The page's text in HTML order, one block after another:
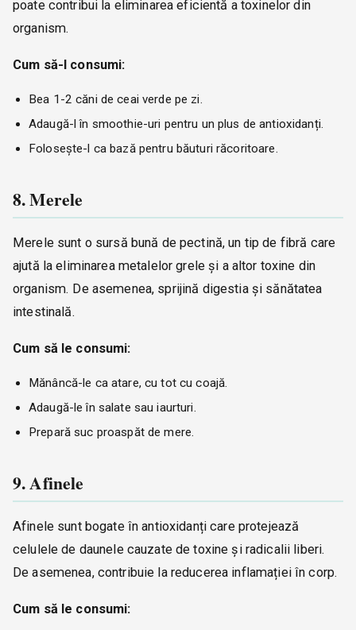
poate contribui la eliminarea eficientă a toxinelor din
organism.
Cum să-l consumi:
Bea 1-2 căni de ceai verde pe zi.
Adaugă-l în smoothie-uri pentru un plus de antioxidanți.
Folosește-l ca bază pentru băuturi răcoritoare.
8. Merele
Merele sunt o sursă bună de pectină, un tip de fibră care
ajută la eliminarea metalelor grele și a altor toxine din
organism. De asemenea, sprijină digestia și sănătatea
intestinală.
Cum să le consumi:
Mănâncă-le ca atare, cu tot cu coajă.
Adaugă-le în salate sau iaurturi.
Prepară suc proaspăt de mere.
9. Afinele
Afinele sunt bogate în antioxidanți care protejează
celulele de daunele cauzate de toxine și radicalii liberi.
De asemenea, contribuie la reducerea inflamației în corp.
Cum să le consumi: